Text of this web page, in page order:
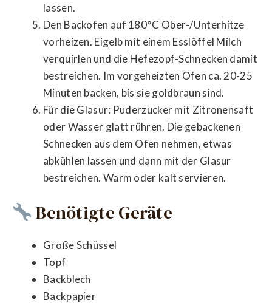
lassen.
Den Backofen auf 180°C Ober-/Unterhitze
vorheizen. Eigelb mit einem Esslöffel Milch
verquirlen und die Hefezopf-Schnecken damit
bestreichen. Im vorgeheizten Ofen ca. 20-25
Minuten backen, bis sie goldbraun sind.
Für die Glasur: Puderzucker mit Zitronensaft
oder Wasser glatt rühren. Die gebackenen
Schnecken aus dem Ofen nehmen, etwas
abkühlen lassen und dann mit der Glasur
bestreichen. Warm oder kalt servieren.
Benötigte Geräte
Große Schüssel
Topf
Backblech
Backpapier